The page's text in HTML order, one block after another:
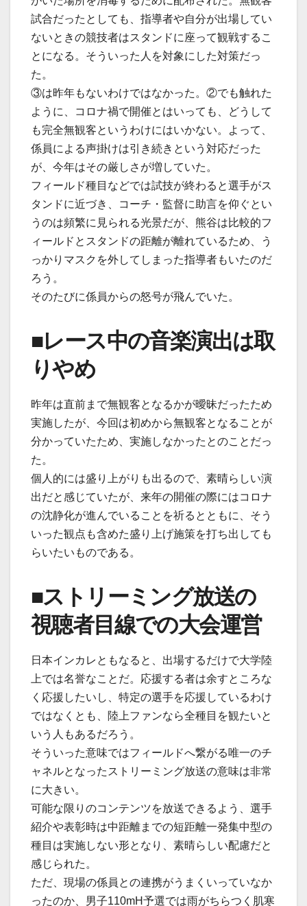
試合だったとしても、指導者や自分が出場してい
ないときの競技者はスタンドに座って観戦するこ
とになる。そういった人を対象にした対策だっ
た。
③は昨年もないわけではなかった。②でも触れた
ように、コロナ禍で開催とはいっても、どうして
も完全無観客というわけにはいかない。よって、
係員による声掛けは引き続きという対応だった
が、今年はその厳しさが増していた。
フィールド種目などでは試技が終わると選手がス
タンドに近づき、コーチ・監督に助言を仰ぐとい
うのは頻繁に見られる光景だが、熊谷は比較的フ
ィールドとスタンドの距離が離れているため、う
っかりマスクを外してしまった指導者もいたのだ
ろう。
そのたびに係員からの怒号が飛んでいた。
■レース中の音楽演出は取
りやめ
昨年は直前まで無観客となるかが曖昧だったため
実施したが、今回は初めから無観客となることが
分かっていたため、実施しなかったとのことだっ
た。
個人的には盛り上がりも出るので、素晴らしい演
出だと感じていたが、来年の開催の際にはコロナ
の沈静化が進んでいることを祈るとともに、そう
いった観点も含めた盛り上げ施策を打ち出しても
らいたいものである。
■ストリーミング放送の
視聴者目線での大会運営
日本インカレともなると、出場するだけで大学陸
上では名誉なことだ。応援する者は余すところな
く応援したいし、特定の選手を応援しているわけ
ではなくとも、陸上ファンなら全種目を観たいと
いう人もあるだろう。
そういった意味ではフィールドへ繋がる唯一のチ
ャネルとなったストリーミング放送の意味は非常
に大きい。
可能な限りのコンテンツを放送できるよう、選手
紹介や表彰時は中距離までの短距離一発集中型の
種目は実施しない形となり、素晴らしい配慮だと
感じられた。
ただ、現場の係員との連携がうまくいっていなか
ったのか、男子110mH予選では雨がちらつく肌寒